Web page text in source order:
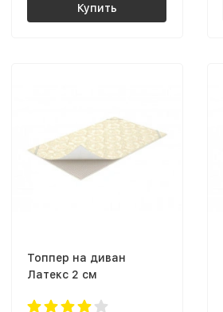
Купить
Топпер на диван
Латекс 2 см